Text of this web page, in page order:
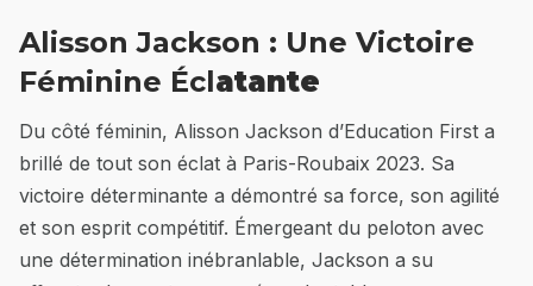
Alisson Jackson : Une Victoire
Féminine Éclatante
Du côté féminin, Alisson Jackson d’Education First a
brillé de tout son éclat à Paris-Roubaix 2023. Sa
victoire déterminante a démontré sa force, son agilité
et son esprit compétitif. Émergeant du peloton avec
une détermination inébranlable, Jackson a su